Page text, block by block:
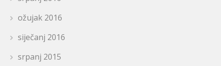
ožujak 2016
siječanj 2016
srpanj 2015